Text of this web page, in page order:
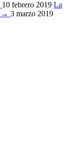
10 febrero 2019 La
→ 3 marzo 2019